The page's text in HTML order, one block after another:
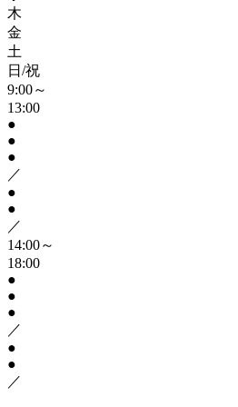
木
金
土
日/祝
9:00～
13:00
●
●
●
／
●
●
／
14:00～
18:00
●
●
●
／
●
●
／